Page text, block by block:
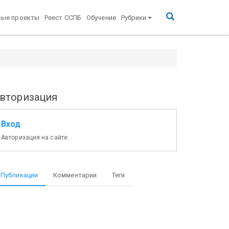
проекты Реест ССПБ Обучение Рубрики
Вход
Авторизация на сайте.
Публикации Комментарии Теги